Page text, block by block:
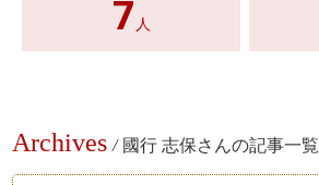
7 人
Archives / 國行 志保さんの記事一覧